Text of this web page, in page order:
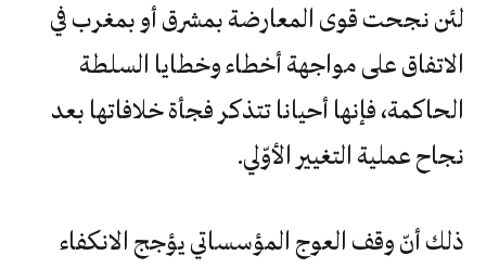
لئن‮ ‬نجحت‮ ‬قوى‮ ‬المعارضة‮ ‬بمشرق‮ ‬أو‮ ‬بمغرب‮ ‬في‮
‬الاتفاق‮ ‬على‮ ‬مواجهة‮ ‬أخطاء‮ ‬وخطايا‮ ‬السلطة‮
‬الحاكمة،‮ ‬فإنها‮ ‬أحيانا‮ ‬تتذكر‮ ‬فجأة‮ ‬خلافاتها‮ ‬بعد‮
‬نجاح‮ ‬عملية‮ ‬التغيير‮ ‬الأوّلي‮.‬
ذلك‮ ‬أنّ‮ ‬وقف‮ ‬العوج‮ ‬المؤسساتي‮ ‬يؤجج‮ ‬الانكفاء‮